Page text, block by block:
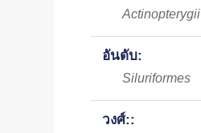
Actinopterygii
อันดับ:
Siluriformes
วงศ์::